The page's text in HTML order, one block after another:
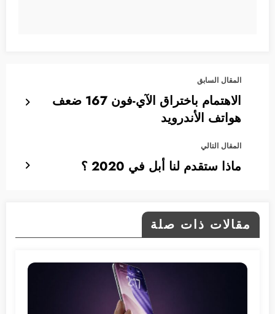
المقال السابق
الاهتمام باختراق الآي-فون 167 ضعف
هواتف الأندرويد
المقال التالي
ماذا ستقدم لنا أبل في 2020 ؟
مقالات ذات صلة